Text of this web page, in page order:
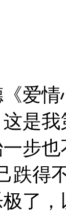
爱
是
步
跌得
了